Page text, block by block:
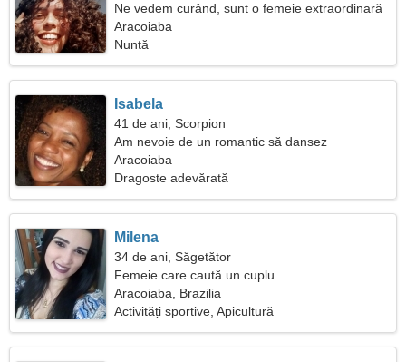
Ne vedem curând, sunt o femeie extraordinară
Aracoiaba
Nuntă
Isabela
41 de ani, Scorpion
Am nevoie de un romantic să dansez
Aracoiaba
Dragoste adevărată
Milena
34 de ani, Săgetător
Femeie care caută un cuplu
Aracoiaba, Brazilia
Activități sportive, Apicultură